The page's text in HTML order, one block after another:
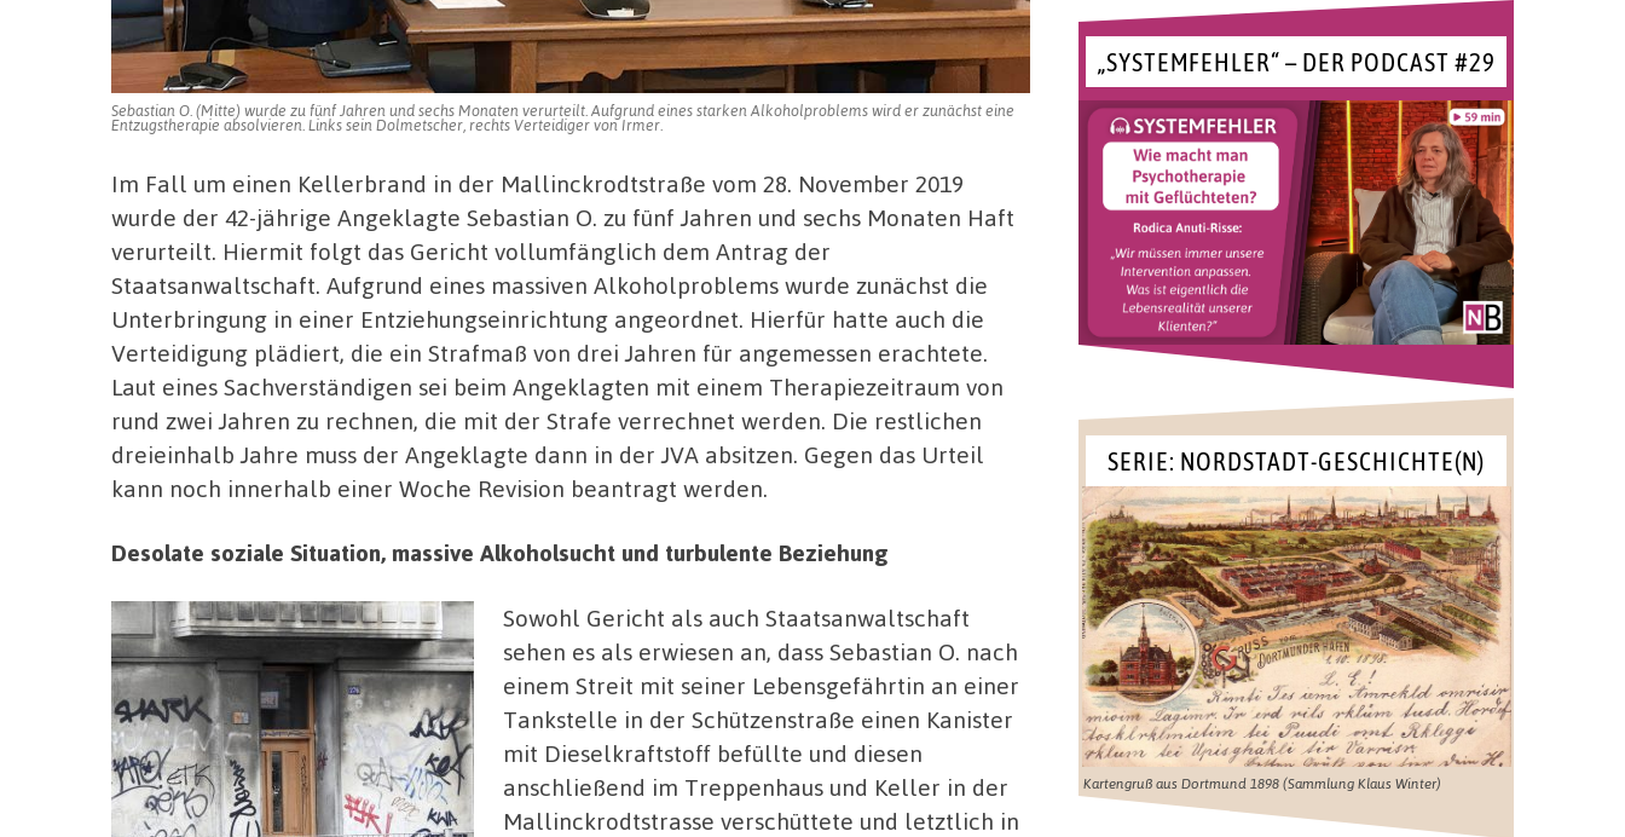
Sebastian O. (Mitte) wurde zu fünf Jahren und sechs Monaten verurteilt. Aufgrund eines starken Alkoholproblems wird er zunächst eine
Entzugstherapie absolvieren. Links sein Dolmetscher, rechts Verteidiger von Irmer.
Im Fall um einen Kellerbrand in der Mallinckrodtstraße vom 28. November 2019
wurde der 42-jährige Angeklagte Sebastian O. zu fünf Jahren und sechs Monaten Haft
verurteilt. Hiermit folgt das Gericht vollumfänglich dem Antrag der
Staatsanwaltschaft. Aufgrund eines massiven Alkoholproblems wurde zunächst die
Unterbringung in einer Entziehungseinrichtung angeordnet. Hierfür hatte auch die
Verteidigung plädiert, die ein Strafmaß von drei Jahren für angemessen erachtete.
Laut eines Sachverständigen sei beim Angeklagten mit einem Therapiezeitraum von
rund zwei Jahren zu rechnen, die mit der Strafe verrechnet werden. Die restlichen
dreieinhalb Jahre muss der Angeklagte dann in der JVA absitzen. Gegen das Urteil
kann noch innerhalb einer Woche Revision beantragt werden.
Desolate soziale Situation, massive Alkoholsucht und turbulente Beziehung
Sowohl Gericht als auch Staatsanwaltschaft
sehen es als erwiesen an, dass Sebastian O. nach
einem Streit mit seiner Lebensgefährtin an einer
Tankstelle in der Schützenstraße einen Kanister
mit Dieselkraftstoff befüllte und diesen
anschließend im Treppenhaus und Keller in der
Mallinckrodtstrasse verschüttete und letztlich in
„SYSTEMFEHLER“ – DER PODCAST #29
SERIE: NORDSTADT-GESCHICHTE(N)
Kartengruß aus Dortmund 1898 (Sammlung Klaus Winter)